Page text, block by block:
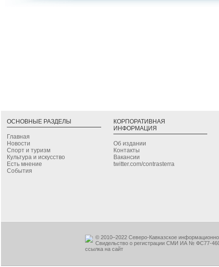
ОСНОВНЫЕ РАЗДЕЛЫ
Главная
Новости
Спорт и туризм
Культура и искусство
Есть мнение
События
КОРПОРАТИВНАЯ
ИНФОРМАЦИЯ
Об издании
Контакты
Вакансии
twitter.com/contrasterra
© 2010–2022 Северо-Кавказское
Свидельство о регистрации СМИ ИА № ФС77-
ссылка на сайт